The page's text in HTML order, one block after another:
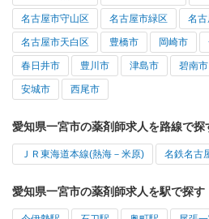
名古屋市守山区 名古屋市緑区 名
名古屋市天白区 豊橋市 岡崎市
春日井市 豊川市 津島市 碧南市
安城市 西尾市
愛知県一宮市の薬剤師求人を路線で探
ＪＲ東海道本線(熱海－米原) 名鉄名古
愛知県一宮市の薬剤師求人を駅で探す